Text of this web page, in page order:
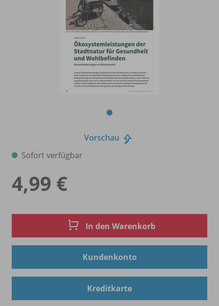
Vorschau
Sofort verfügbar
4,99 €
In den Warenkorb
Kundenkonto
Kreditkarte